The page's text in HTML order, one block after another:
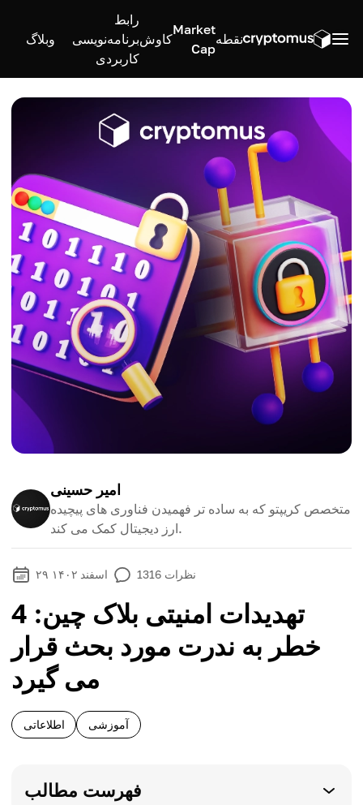
نقطه
Market
Cap
کاوش
رابط
برنامه‌نویسی
کاربردی
وبلاگ
امیر حسینی
متخصص کریپتو که به ساده تر فهمیدن فناوری های پیچیده
ارز دیجیتال کمک می کند.
۲۹ اسفند ۱۴۰۲ 1316 نظرات
تهدیدات امنیتی بلاک چین: 4
خطر به ندرت مورد بحث قرار
می گیرد
اطلاعاتی آموزشی
فهرست مطالب